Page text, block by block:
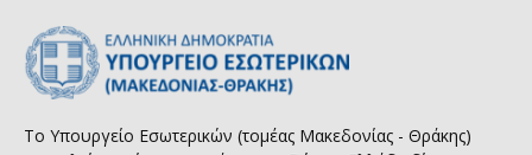
Το Υπουργείο Εσωτερικών (τομέας Μακεδονίας - Θράκης)